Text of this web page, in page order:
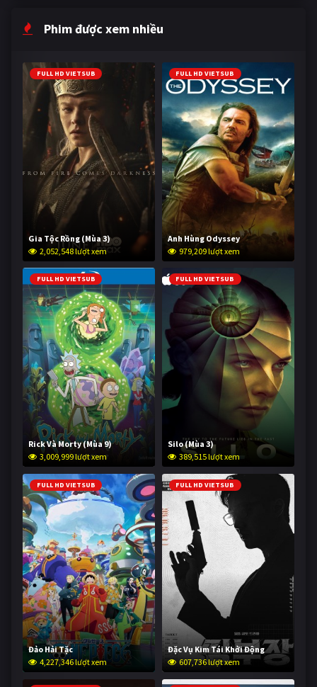
Phim được xem nhiều
FULL HD VIETSUB
Gia Tộc Rồng (Mùa 3)
2,052,548 lượt xem
FULL HD VIETSUB
Anh Hùng Odyssey
979,209 lượt xem
FULL HD VIETSUB
Rick Và Morty (Mùa 9)
3,009,999 lượt xem
FULL HD VIETSUB
Silo (Mùa 3)
389,515 lượt xem
FULL HD VIETSUB
Đảo Hải Tặc
4,227,346 lượt xem
FULL HD VIETSUB
Đặc Vụ Kim Tái Khởi Động
607,736 lượt xem